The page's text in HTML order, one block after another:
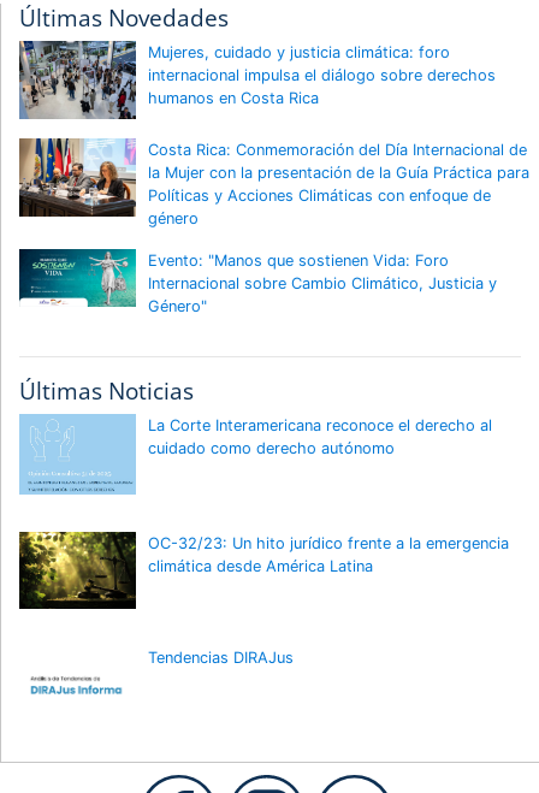
Últimas Novedades
Mujeres, cuidado y justicia climática: foro
internacional impulsa el diálogo sobre derechos
humanos en Costa Rica
Costa Rica: Conmemoración del Día Internacional de
la Mujer con la presentación de la Guía Práctica para
Políticas y Acciones Climáticas con enfoque de
género
Evento: "Manos que sostienen Vida: Foro
Internacional sobre Cambio Climático, Justicia y
Género"
Últimas Noticias
La Corte Interamericana reconoce el derecho al
cuidado como derecho autónomo
OC-32/23: Un hito jurídico frente a la emergencia
climática desde América Latina
Tendencias DIRAJus